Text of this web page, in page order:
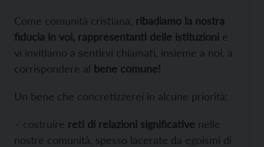
Come comunità cristiana, ribadiamo la nostra
fiducia in voi, rappresentanti delle istituzioni e
vi invitiamo a sentirvi chiamati, insieme a noi, a
corrispondere al bene comune!
Un bene che concretizzerei in alcune priorità:
– costruire reti di relazioni significative nelle
nostre comunità, spesso lacerate da egoismi di